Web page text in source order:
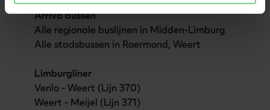
Alle regionale buslijnen in Midden-Limburg
Alle stadsbussen in Roermond, Weert
Limburgliner
Venlo - Weert (Lijn 370)
Weert - Meijel (Lijn 371)